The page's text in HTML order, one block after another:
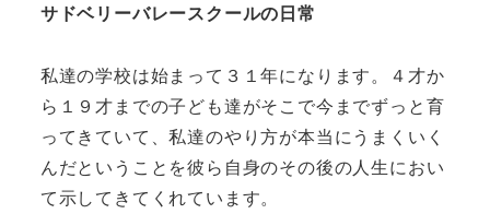
サドベリーバレースクールの日常
私達の学校は始まって３１年になります。４才か
ら１９才までの子ども達がそこで今までずっと育
ってきていて、私達のやり方が本当にうまくいく
んだということを彼ら自身のその後の人生におい
て示してきてくれています。